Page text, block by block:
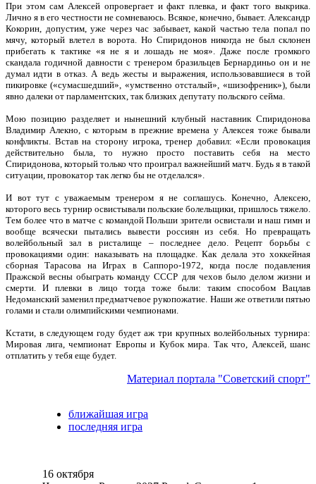
При этом сам Алексей опровергает и факт плевка, и факт того выкрика.
Лично я в его честности не сомневаюсь. Всякое, конечно, бывает. Александр
Кокорин, допустим, уже через час забывает, какой частью тела попал по
мячу, который влетел в ворота. Но Спиридонов никогда не был склонен
прибегать к тактике «я не я и лошадь не моя». Даже после громкого
скандала годичной давности с тренером бразильцев Бернардиньо он и не
думал идти в отказ. А ведь жесты и выражения, использовавшиеся в той
пикировке («сумасшедший», «умственно отсталый», «шизофреник»), были
явно далеки от парламентских, так близких депутату польского сейма.
Мою позицию разделяет и нынешний клубный наставник Спиридонова
Владимир Алекно, с которым в прежние времена у Алексея тоже бывали
конфликты. Встав на сторону игрока, тренер добавил: «Если провокация
действительно была, то нужно просто поставить себя на место
Спиридонова, который только что проиграл важнейший матч. Будь я в такой
ситуации, провокатор так легко бы не отделался».
И вот тут с уважаемым тренером я не соглашусь. Конечно, Алексею,
которого весь турнир освистывали польские болельщики, пришлось тяжело.
Тем более что в матче с командой Польши зрители освистали и наш гимн и
вообще всячески пытались вывести россиян из себя. Но превращать
волейбольный зал в ристалище – последнее дело. Рецепт борьбы с
провокациями один: наказывать на площадке. Как делала это хоккейная
сборная Тарасова на Играх в Саппоро-1972, когда после подавления
Пражской весны обыграть команду СССР для чехов было делом жизни и
смерти. И плевки в лицо тогда тоже были: таким способом Вацлав
Недоманский заменил предматчевое рукопожатие. Наши же ответили пятью
голами и стали олимпийскими чемпионами.
Кстати, в следующем году будет аж три крупных волейбольных турнира:
Мировая лига, чемпионат Европы и Кубок мира. Так что, Алексей, шанс
отплатить у тебя еще будет.
Материал портала "Советский спорт"
ближайшая игра
последняя игра
16 октября